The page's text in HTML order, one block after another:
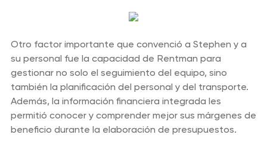
Otro factor importante que convenció a Stephen y a
su personal fue la capacidad de Rentman para
gestionar no solo el seguimiento del equipo, sino
también la planificación del personal y del transporte.
Además, la información financiera integrada les
permitió conocer y comprender mejor sus márgenes de
beneficio durante la elaboración de presupuestos.